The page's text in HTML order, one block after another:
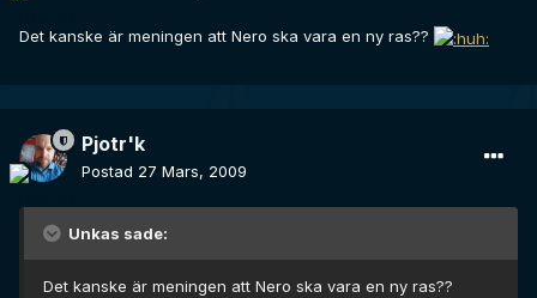
Det kanske är meningen att Nero ska vara en ny ras??
Pjotr'k
Postad 27 Mars, 2009
Unkas sade:
Det kanske är meningen att Nero ska vara en ny ras??